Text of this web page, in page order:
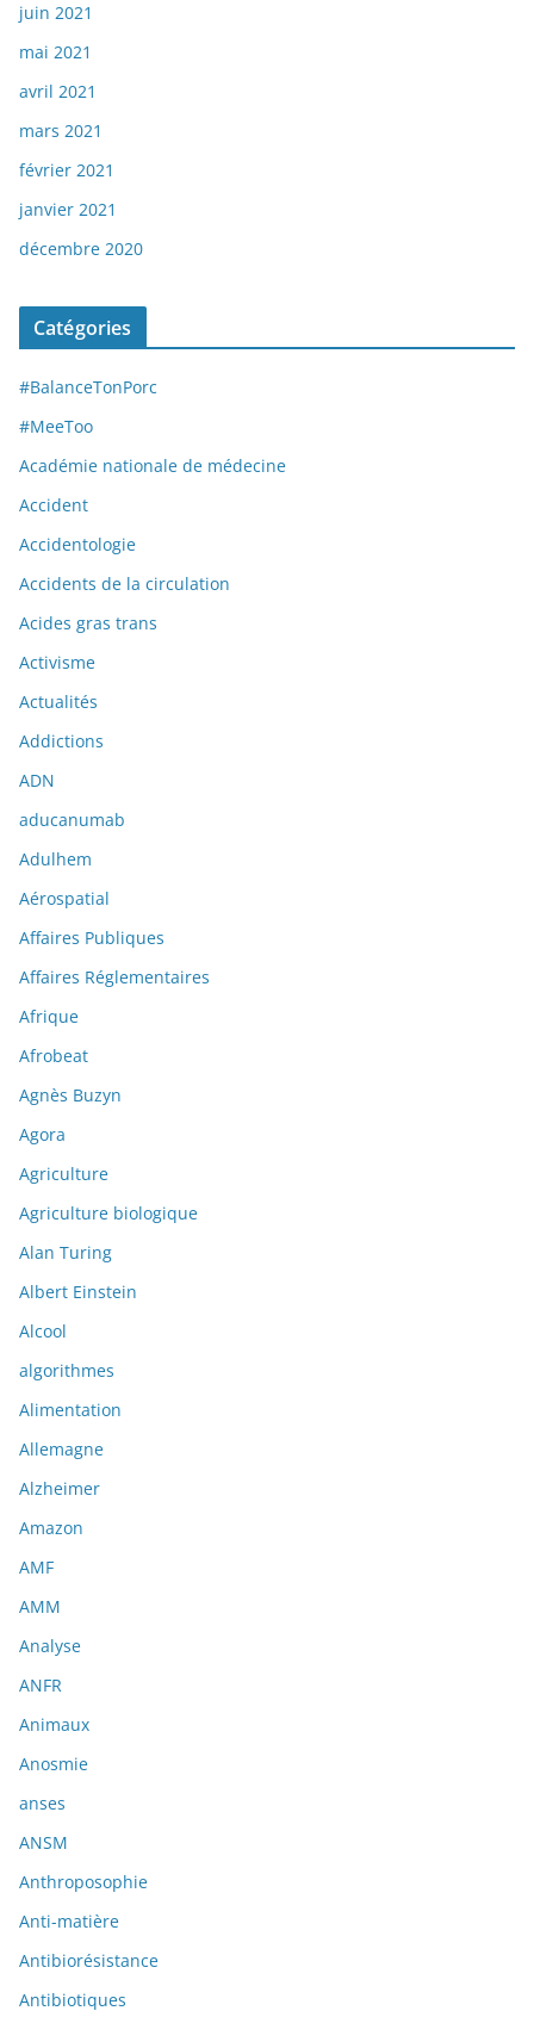
juin 2021
mai 2021
avril 2021
mars 2021
février 2021
janvier 2021
décembre 2020
Catégories
#BalanceTonPorc
#MeeToo
Académie nationale de médecine
Accident
Accidentologie
Accidents de la circulation
Acides gras trans
Activisme
Actualités
Addictions
ADN
aducanumab
Adulhem
Aérospatial
Affaires Publiques
Affaires Réglementaires
Afrique
Afrobeat
Agnès Buzyn
Agora
Agriculture
Agriculture biologique
Alan Turing
Albert Einstein
Alcool
algorithmes
Alimentation
Allemagne
Alzheimer
Amazon
AMF
AMM
Analyse
ANFR
Animaux
Anosmie
anses
ANSM
Anthroposophie
Anti-matière
Antibiorésistance
Antibiotiques